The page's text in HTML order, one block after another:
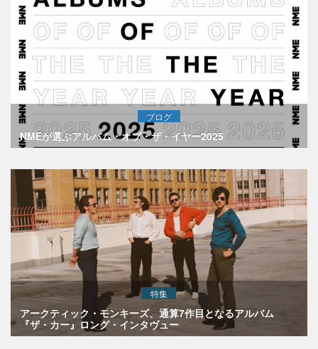
ブログ
NMEが選ぶアルバム・オブ・ザ・イヤー2025
特集
アークティック・モンキーズ、通算7作目となるアルバム
『ザ・カー』ロング・インタヴュー